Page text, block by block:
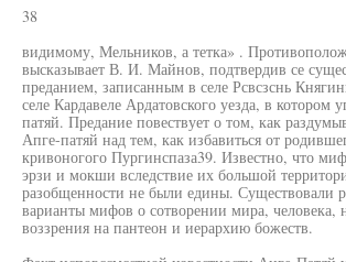
38
видимому, Мельников, а тетка» .
высказывает В. И. Майнов, подтвердив се
преданием, записанным в селе Рсвсзснь
селе Кардавеле Ардатовского уезда, в котором
патяй. Предание повествует о том, как
Апге-патяй над тем, как избавиться от
кривоногого Пургинспаза39. Известно, что
эрзи и мокши вследствие их большой
разобщенности не были едины. Существовали
варианты мифов о сотворении мира, человека,
воззрения на пантеон и иерархию божеств.